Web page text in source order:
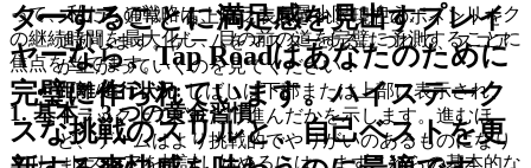
ターすることに満足感を見出すプレイ
ヤーなら、Tap Roadはあなたのために
完璧に作られています。ハイステーク
スな挑戦のスリルと、自己ベストを更
スコア:通常、右上隅に表示され、現在のポイントを
追跡します。ゲームをマスターするにつれて、スコア
が上がっていくのを見てください！
距離/進行状況: しばしば下部または上部に表示され、
トラック上でどれだけ進んだかを示します。進むほ
ど、ゲームはより挑戦的でやりがいのあるものになり
って、私たちの戦略は、エラーを最小限に抑え、ストリーク
の継続時間を最大化し、目の前の道を完璧に予測することに
焦点を当てます。
1. 基本：3 つの黄金習慣
エリートスコアを検討し始めるには、まずこれらの基本的な